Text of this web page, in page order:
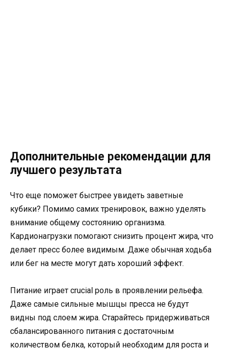
Дополнительные рекомендации для
лучшего результата
Что еще поможет быстрее увидеть заветные
кубики? Помимо самих тренировок, важно уделять
внимание общему состоянию организма.
Кардионагрузки помогают снизить процент жира, что
делает пресс более видимым. Даже обычная ходьба
или бег на месте могут дать хороший эффект.
Питание играет crucial роль в проявлении рельефа.
Даже самые сильные мышцы пресса не будут
видны под слоем жира. Старайтесь придерживаться
сбалансированного питания с достаточным
количеством белка, который необходим для роста и